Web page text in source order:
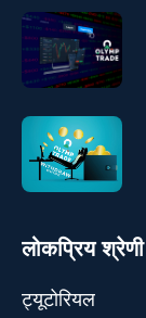
लोकप्रिय श्रेणी
ट्यूटोरियल